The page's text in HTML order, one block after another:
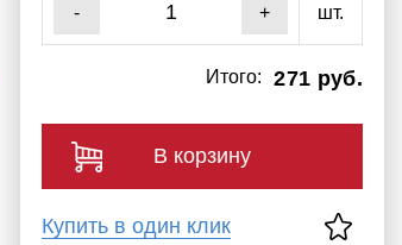
- + шт.
271 руб.
Итого:
В корзину
Купить в один клик